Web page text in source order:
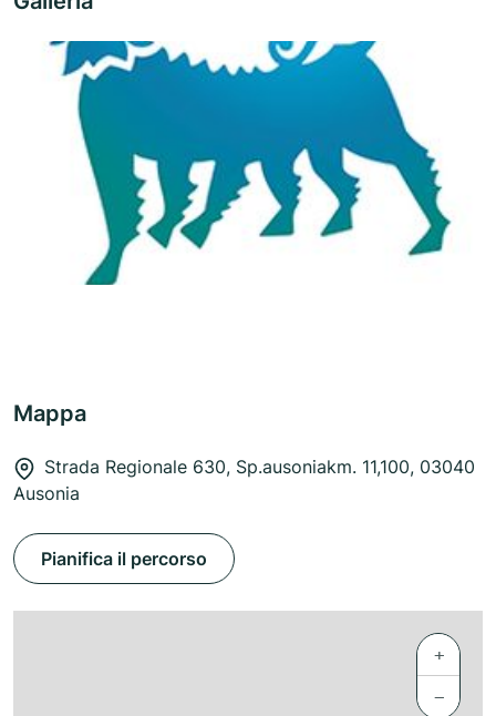
Mappa
Strada Regionale 630, Sp.ausoniakm. 11,100, 03040
Ausonia
Pianifica il percorso
+
−